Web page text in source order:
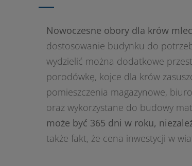
Nowoczesne obory dla krów
dostosowanie budynku do
wydzielić można dodatkowe
porodówkę, kojce dla krów
pomieszczenia magazynowe,
oraz wykorzystane do budowy
może być 365 dni w roku,
także fakt, że cena inwestycji w